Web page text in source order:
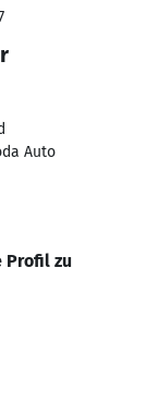
Auto
Profil zu